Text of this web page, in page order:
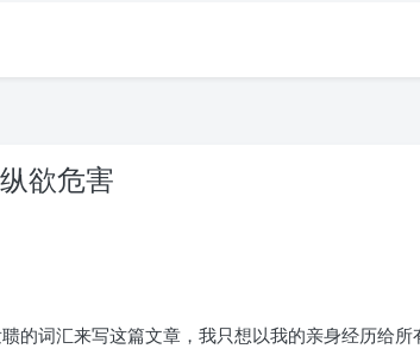
欲危害
的词汇来写这篇文章，我只想以我的亲身经历给所